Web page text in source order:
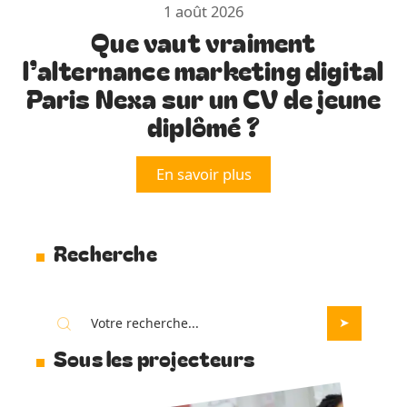
1 août 2026
Que vaut vraiment
l’alternance marketing digital
Paris Nexa sur un CV de jeune
diplômé ?
En savoir plus
Recherche
Sous les projecteurs